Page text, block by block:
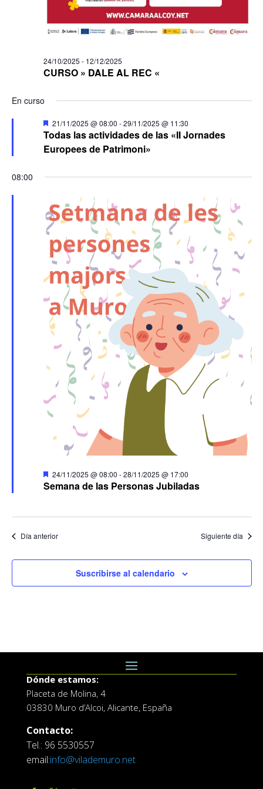
CURSO » DALE AL REC «
24/10/2025 - 12/12/2025
En curso
Todas las actividades de las «II Jornades
Europees de Patrimoni»
Destacado
21/11/2025 @ 08:00 -29/11/2025 @ 11:30
08:00
Semana de las Personas Jubiladas
Destacado
24/11/2025 @ 08:00 -28/11/2025 @ 17:00
Día anterior Siguiente día
Suscribirse al calendario
Dónde estamos:
Placeta de Molina, 4
03830 Muro d’Alcoi, Alicante, España
Contacto:
Tel.: 96 5530557
email:info@vilademuro.net